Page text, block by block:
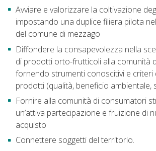
Avviare e valorizzare la coltivazione
impostando una duplice filiera pilota
del comune di mezzago
Diffondere la consapevolezza nella
di prodotti orto-frutticoli alla comunità
fornendo strumenti conoscitivi e criteri
prodotti (qualità, beneficio ambientale,
Fornire alla comunità di consumatori
un’attiva partecipazione e fruizione di
acquisto
Connettere soggetti del territorio.